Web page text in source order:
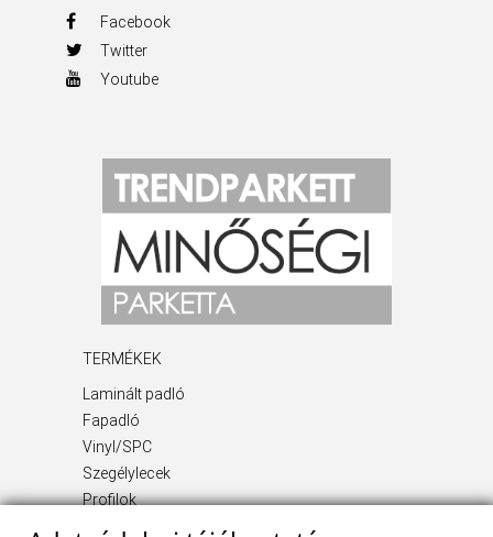
Facebook
Twitter
Youtube
TERMÉKEK
Laminált padló
Fapadló
Vinyl/SPC
Szegélylecek
Profilok
Kiegészítő termékek